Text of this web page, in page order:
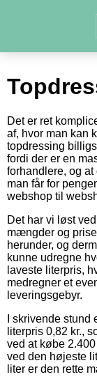
Det er ret
af, hvor man kan
topdressing
fordi der er en
forhandlere, og
man får for
webshop til
Det har vi løst
mængder og
herunder, og
kunne udregne
laveste literpris,
medregner et
leveringsgebyr.
I skrivende stund
literpris 0,82 kr.,
ved at købe
ved den højeste
liter er den rette